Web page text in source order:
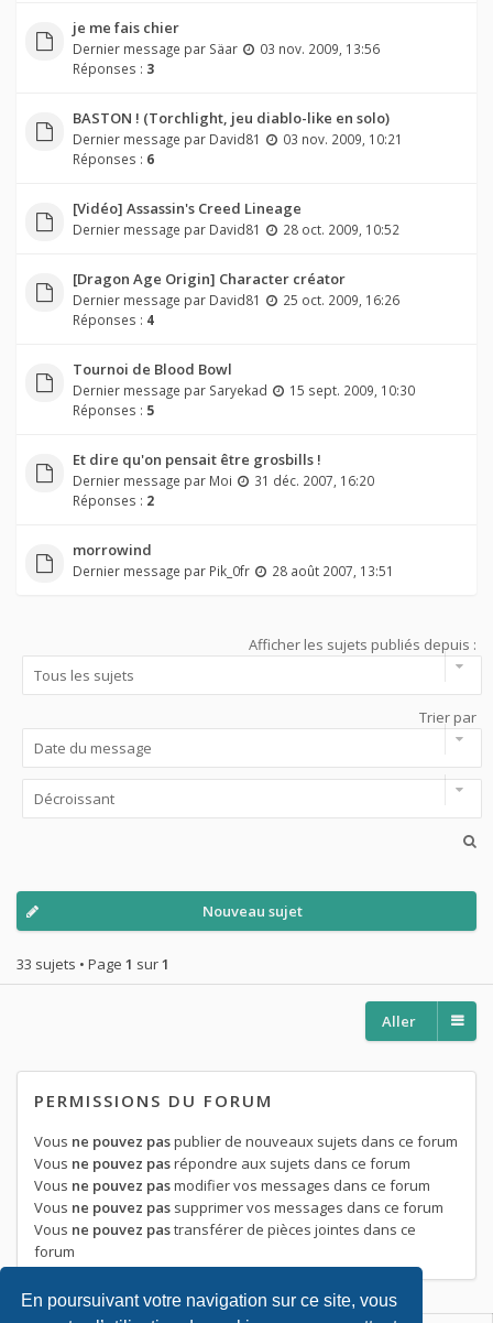
En poursuivant votre navigation sur ce site, vous
je me fais chier
Dernier message par Säar
03 nov. 2009, 13:56
Réponses : 3
BASTON ! (Torchlight, jeu diablo-like en solo)
Dernier message par David81
03 nov. 2009, 10:21
Réponses : 6
[Vidéo] Assassin's Creed Lineage
Dernier message par David81 28 oct. 2009, 10:52
[Dragon Age Origin] Character créator
Dernier message par David81
25 oct. 2009, 16:26
Réponses : 4
Tournoi de Blood Bowl
Dernier message par Saryekad
15 sept. 2009, 10:30
Réponses : 5
Et dire qu'on pensait être grosbills !
Dernier message par Moi
31 déc. 2007, 16:20
Réponses : 2
morrowind
Dernier message par Pik_0fr 28 août 2007, 13:51
Afficher les sujets publiés depuis :
Trier par
Nouveau sujet
33 sujets • Page 1 sur1
Aller
PERMISSIONS DU FORUM
Vous ne pouvez paspublier de nouveaux sujets dans ce forum
Vous ne pouvez pasrépondre aux sujets dans ce forum
Vous ne pouvez pasmodifier vos messages dans ce forum
Vous ne pouvez pas supprimer vos messages dans ce forum
Vous ne pouvez pastransférer de pièces jointes dans ce
forum